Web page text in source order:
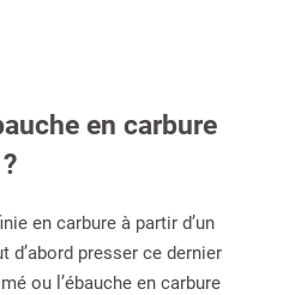
en carbure
en carbure à partir d’un
d’abord presser ce dernier
ou l’ébauche en carbure